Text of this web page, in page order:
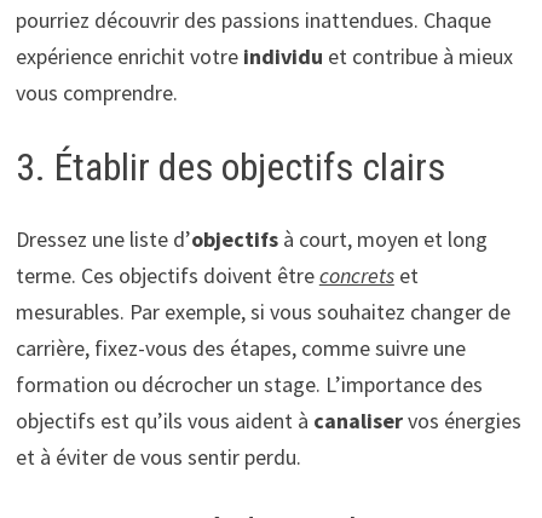
pourriez découvrir des passions inattendues. Chaque
expérience enrichit votre individu et contribue à mieux
vous comprendre.
3. Établir des objectifs clairs
Dressez une liste d’objectifsà court, moyen et long
terme. Ces objectifs doivent êtreconcretset
mesurables. Par exemple, si vous souhaitez changer de
carrière, fixez-vous des étapes, comme suivre une
formation ou décrocher un stage. L’importance des
objectifs est qu’ils vous aident à canaliservos énergies
et à éviter de vous sentir perdu.